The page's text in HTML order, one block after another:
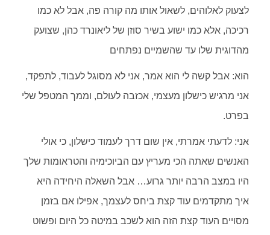
לצעוק לאלוהים, לשאול אותו מה קורה פה, אבל לא כמו
רכיכה, אלא כמו ישוע בשיר סוזן של ליאונרד כהן, שצועק
מהדוגית שלו עד שהשמיים נפתחים
הוא: אבל קשה לי הוא אמר, אני לא מסוגל לעבוד, לתפקד,
אני מרגיש כישלון מעצמי, אכזבה לעולם, וממך המטפל שלי
בפרט.
אני: לדעתי אמרתי, אין שום דרך לעמוד כישלון, כי אולי
האנשים שאתה הכי מעריץ עם הביוכימיה והטראומות שלך
היו במצב הרבה יותר גרוע… אבל השאלה היחידה היא
איך מתקדמים עוד קצת ביחס לעצמך, אפילו אם בזמן
מסויים העוד קצת הזה הוא לשכב במיטה כל היום ופשוט